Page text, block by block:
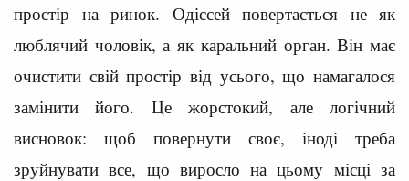
простір на ринок. Одіссей повертається не як
люблячий чоловік, а як каральний орган. Він має
очистити свій простір від усього, що намагалося
замінити його. Це жорстокий, але логічний
висновок: щоб повернути своє, іноді треба
зруйнувати все, що виросло на цьому місці за